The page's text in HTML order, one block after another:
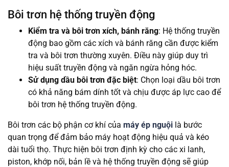
Bôi trơn hệ thống truyền động
Kiểm tra và bôi trơn xích, bánh răng: Hệ thống truyền
động bao gồm các xích và bánh răng cần được kiểm
tra và bôi trơn thường xuyên. Điều này giúp duy trì
hiệu suất truyền động và ngăn ngừa hỏng hóc.
Sử dụng dầu bôi trơn đặc biệt: Chọn loại dầu bôi trơn
có khả năng bám dính tốt và chịu được áp lực cao để
bôi trơn hệ thống truyền động.
Bôi trơn các bộ phận cơ khí của máy ép nguội là bước
quan trọng để đảm bảo máy hoạt động hiệu quả và kéo
dài tuổi thọ. Thực hiện bôi trơn định kỳ cho các xi lanh,
piston, khớp nối, bản lề và hệ thống truyền động sẽ giúp